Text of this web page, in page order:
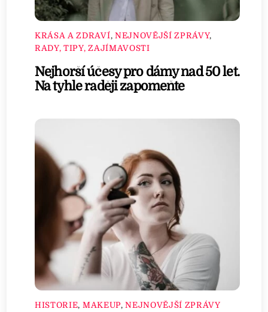
KRÁSA A ZDRAVÍ, NEJNOVĚJŠÍ ZPRÁVY,
RADY, TIPY, ZAJÍMAVOSTI
Nejhorší účesy pro dámy nad 50 let.
Na tyhle raději zapomeňte
HISTORIE, MAKEUP,NEJNOVĚJŠÍ ZPRÁVY